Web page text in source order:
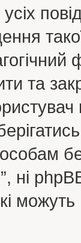
та
ні